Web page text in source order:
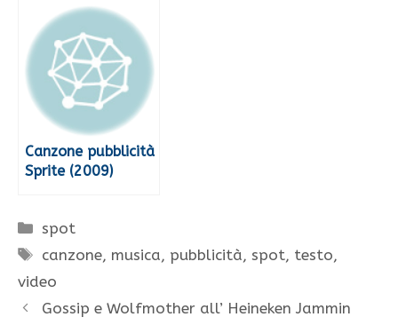
Canzone pubblicità
Sprite (2009)
Categorie
spot
Tag
canzone, musica, pubblicità,spot, testo,
video
Gossip e Wolfmother all’ Heineken Jammin